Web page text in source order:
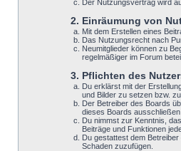
Der Nutzungsvertrag wird
2. Einräumung von
Mit dem Erstellen eines
Das Nutzungsrecht nach
Neumitglieder können zu
regelmäßiger im Forum
3. Pflichten des
Du erklärst mit der
und Bilder zu setzen bzw.
Der Betreiber des Boards
dieses Boards
Du nimmst zur Kenntnis,
Beiträge und Funktionen
Du gestattest dem
Schaden zuzufügen.